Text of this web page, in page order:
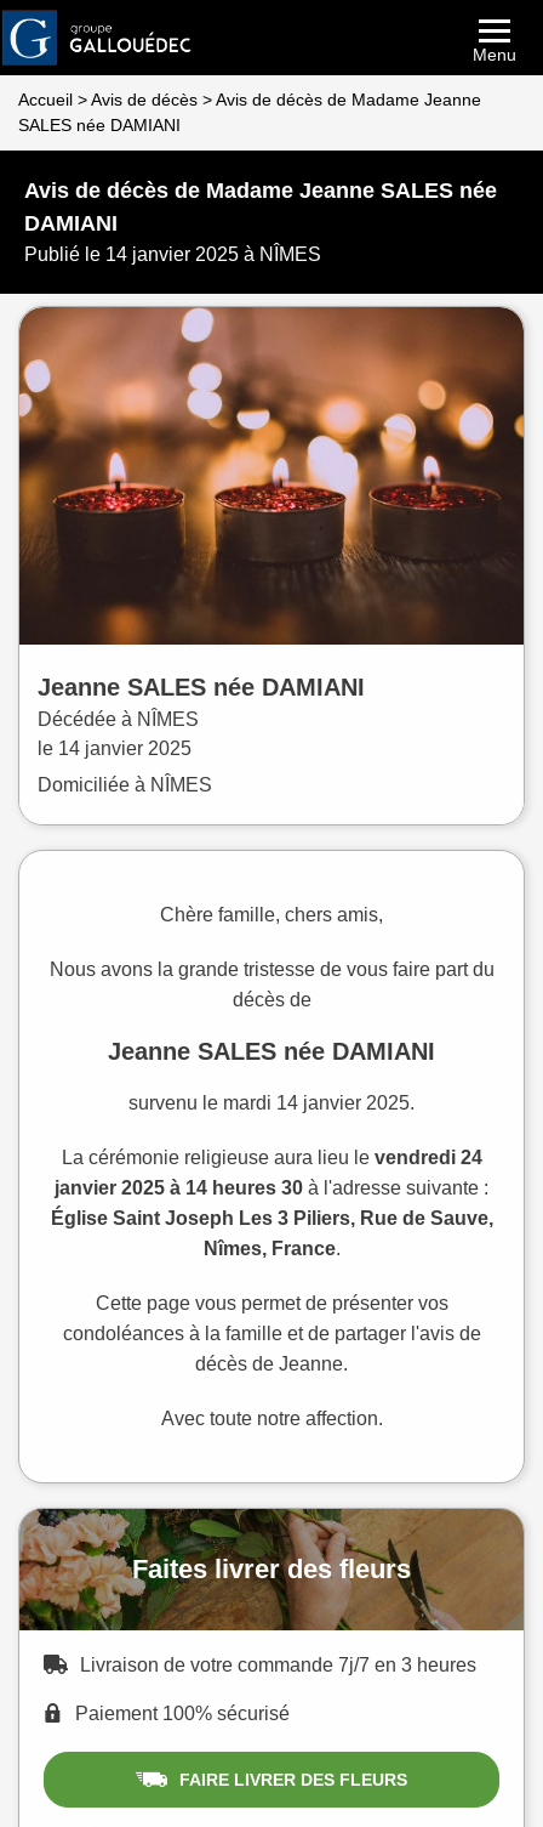
Menu
Accueil >Avis de décès >Avis de décès de Madame Jeanne
SALES née DAMIANI
Avis de décès de Madame Jeanne SALES née
DAMIANI
Publié le 14 janvier 2025 à NÎMES
Jeanne SALES née DAMIANI
Décédée à NÎMES
le 14 janvier 2025
Domiciliée à NÎMES
Chère famille, chers amis,
Nous avons la grande tristesse de vous faire part du
décès de
Jeanne SALES née DAMIANI
survenu le mardi 14 janvier 2025.
La cérémonie religieuse aura lieu le vendredi 24
janvier 2025 à 14 heures 30 à l'adresse suivante :
Église Saint Joseph Les 3 Piliers, Rue de Sauve,
Nîmes, France.
Cette page vous permet de présenter vos
condoléances à la famille et de partager l'avis de
décès de Jeanne.
Avec toute notre affection.
Faites livrer des fleurs
Livraison de votre commande 7j/7 en 3 heures
Paiement 100% sécurisé
FAIRE LIVRER DES FLEURS